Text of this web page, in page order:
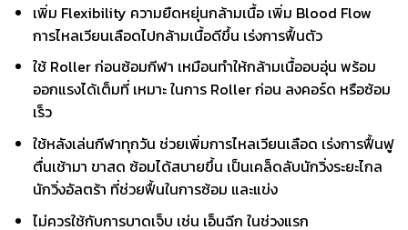
เพิ่ม Flexibility ความยืดหยุ่นกล้ามเนื้อ เพิ่ม Blood Flow
การไหลเวียนเลือดไปกล้ามเนื้อดีขึ้น เร่งการฟื้นตัว
ใช้ Roller ก่อนซ้อมกีฬา เหมือนทำให้กล้ามเนื้ออบอุ่น พร้อม
ออกแรงได้เต็มที่ เหมาะ ในการ Roller ก่อน ลงคอร์ด หรือซ้อม
เร็ว
ใช้หลังเล่นกีฬาทุกวัน ช่วยเพิ่มการไหลเวียนเลือด เร่งการฟื้นฟู
ตื่นเช้ามา ขาสด ซ้อมได้สบายขึ้น เป็นเคล็ดลับนักวิ่งระยะไกล
นักวิ่งอัลตร้า ที่ช่วยฟื้นในการซ้อม และแข่ง
ไม่ควรใช้กับการบาดเจ็บ เช่น เอ็นฉีก ในช่วงแรก